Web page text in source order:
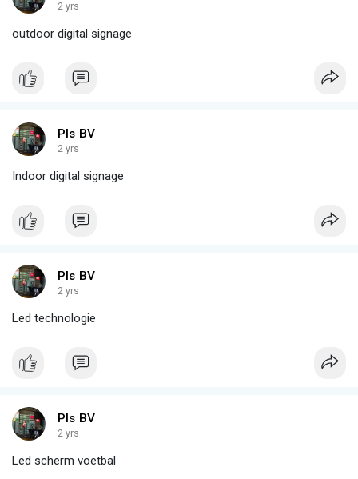
2 yrs
outdoor digital signage
Pls BV
2 yrs
Indoor digital signage
Pls BV
2 yrs
Led technologie
Pls BV
2 yrs
Led scherm voetbal